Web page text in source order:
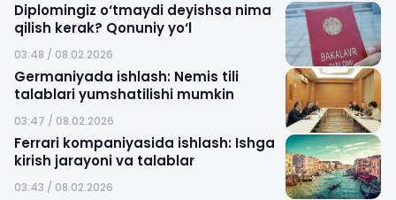
Diplomingiz o‘tmaydi deyishsa nima
qilish kerak? Qonuniy yo‘l
03:48 / 08.02.2026
Germaniyada ishlash: Nemis tili
talablari yumshatilishi mumkin
03:47 / 08.02.2026
Ferrari kompaniyasida ishlash: Ishga
kirish jarayoni va talablar
03:43 / 08.02.2026